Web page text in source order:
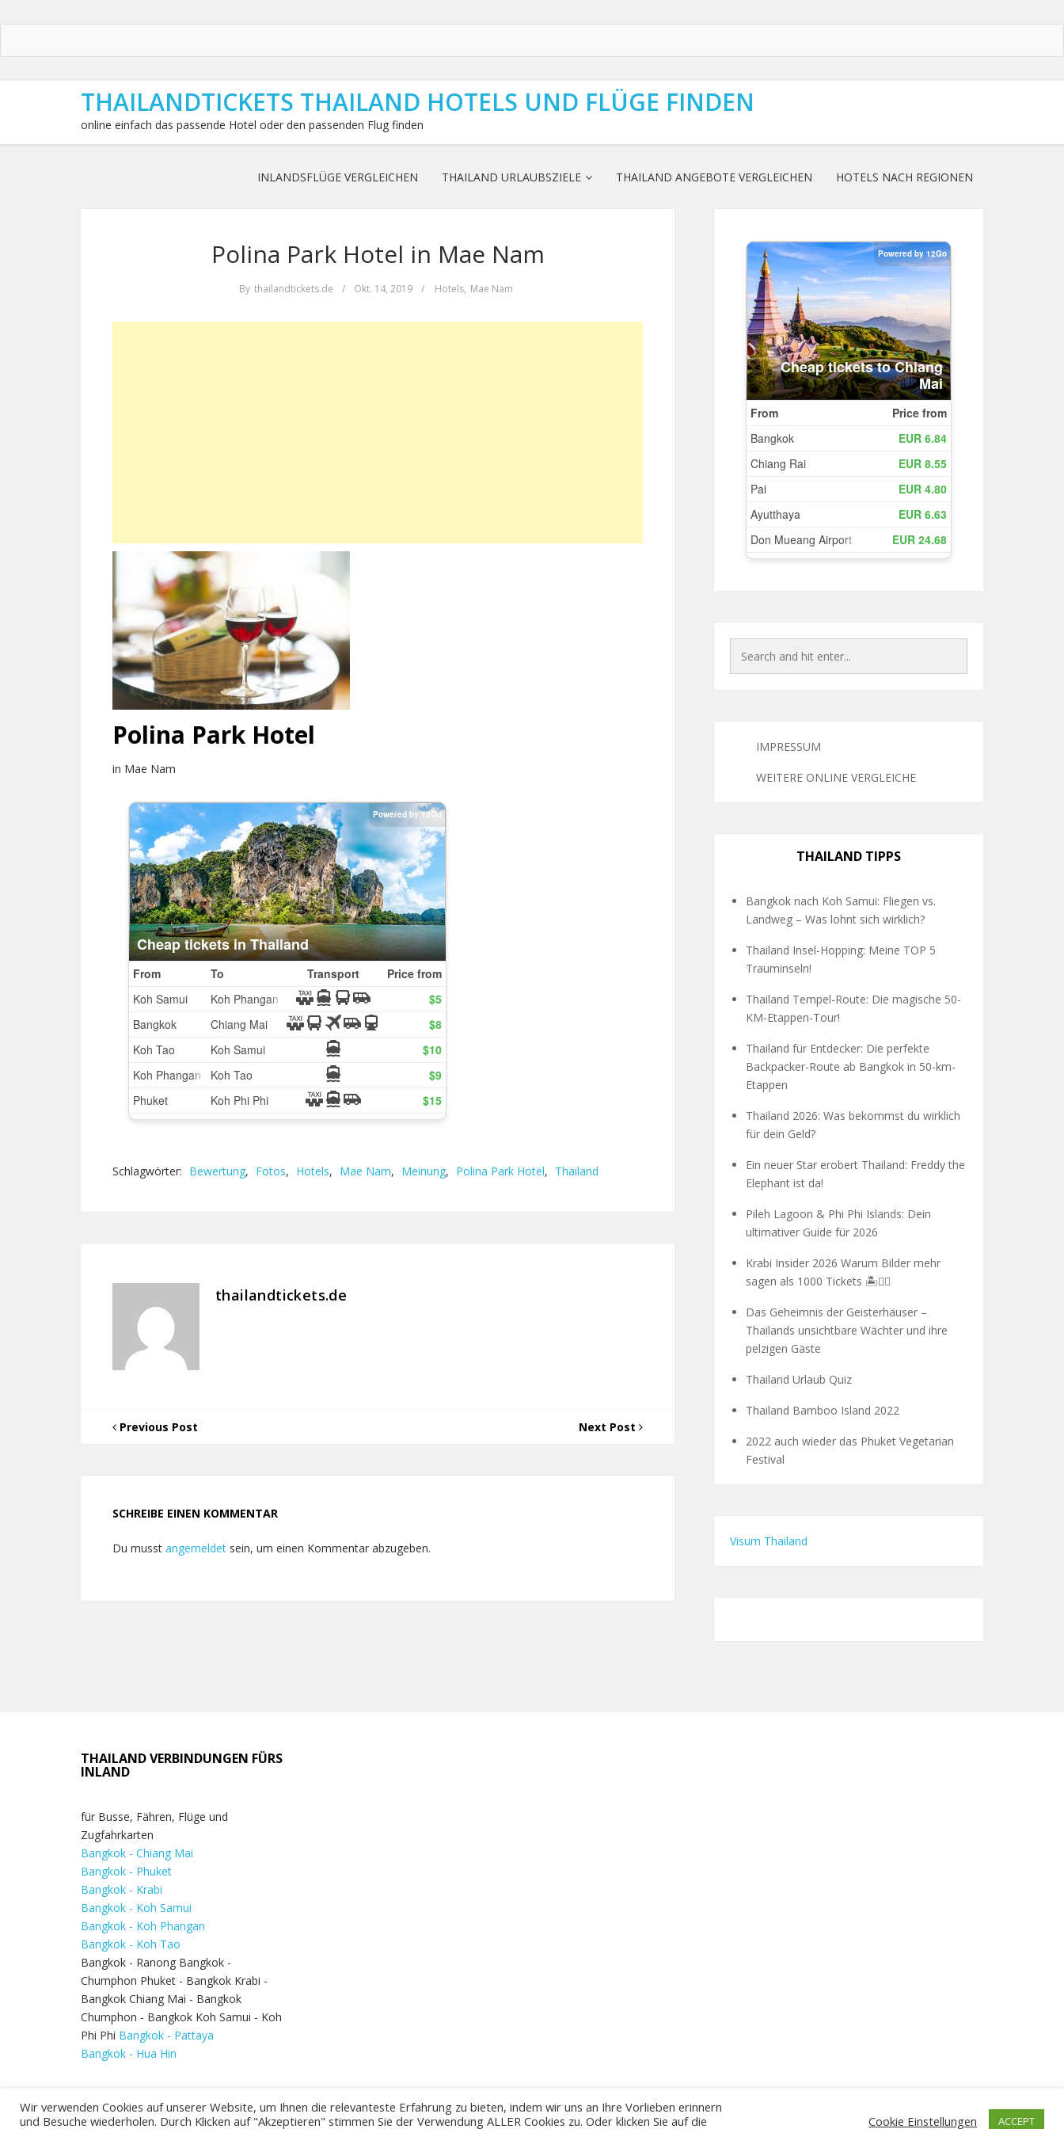
THAILANDTICKETS THAILAND HOTELS UND FLÜGE FINDEN
online einfach das passende Hotel oder den passenden Flug finden
INLANDSFLÜGE VERGLEICHEN THAILAND URLAUBSZIELE THAILAND ANGEBOTE VERGLEICHEN HOTELS NACH REGIONEN
Polina Park Hotel in Mae Nam
By thailandtickets.de / Okt. 14, 2019 / Hotels, Mae Nam
Polina Park Hotel
in Mae Nam
Schlagwörter: Bewertung, Fotos, Hotels, Mae Nam, Meinung, Polina Park Hotel, Thailand
thailandtickets.de
Previous Post Next Post
SCHREIBE EINEN KOMMENTAR
Du musst angemeldet sein, um einen Kommentar abzugeben.
IMPRESSUM
WEITERE ONLINE VERGLEICHE
THAILAND TIPPS
Bangkok nach Koh Samui: Fliegen vs.
Landweg – Was lohnt sich wirklich?
Thailand Insel-Hopping: Meine TOP 5
Trauminseln!
Thailand Tempel-Route: Die magische 50-
KM-Etappen-Tour!
Thailand für Entdecker: Die perfekte
Backpacker-Route ab Bangkok in 50-km-
Etappen
Thailand 2026: Was bekommst du wirklich
für dein Geld?
Ein neuer Star erobert Thailand: Freddy the
Elephant ist da!
Pileh Lagoon & Phi Phi Islands: Dein
ultimativer Guide für 2026
Krabi Insider 2026 Warum Bilder mehr
sagen als 1000 Tickets 🏝️🧗‍♂️
Das Geheimnis der Geisterhäuser –
Thailands unsichtbare Wächter und ihre
pelzigen Gäste
Thailand Urlaub Quiz
Thailand Bamboo Island 2022
2022 auch wieder das Phuket Vegetarian
Festival
Visum Thailand
THAILAND VERBINDUNGEN FÜRS
INLAND
für Busse, Fähren, Flüge und
Zugfahrkarten
Bangkok - Chiang Mai
Bangkok - Phuket
Bangkok - Krabi
Bangkok - Koh Samui
Bangkok - Koh Phangan
Bangkok - Koh Tao
Bangkok - Ranong Bangkok -
Chumphon Phuket - Bangkok Krabi -
Bangkok Chiang Mai - Bangkok
Chumphon - Bangkok Koh Samui - Koh
Phi Phi Bangkok - Pattaya
Bangkok - Hua Hin
Wir verwenden Cookies auf unserer Website, um Ihnen die relevanteste Erfahrung zu bieten, indem wir uns an Ihre Vorlieben erinnern
und Besuche wiederholen. Durch Klicken auf "Akzeptieren" stimmen Sie der Verwendung ALLER Cookies zu. Oder klicken Sie auf die
Cookie Einstellungen ACCEPT